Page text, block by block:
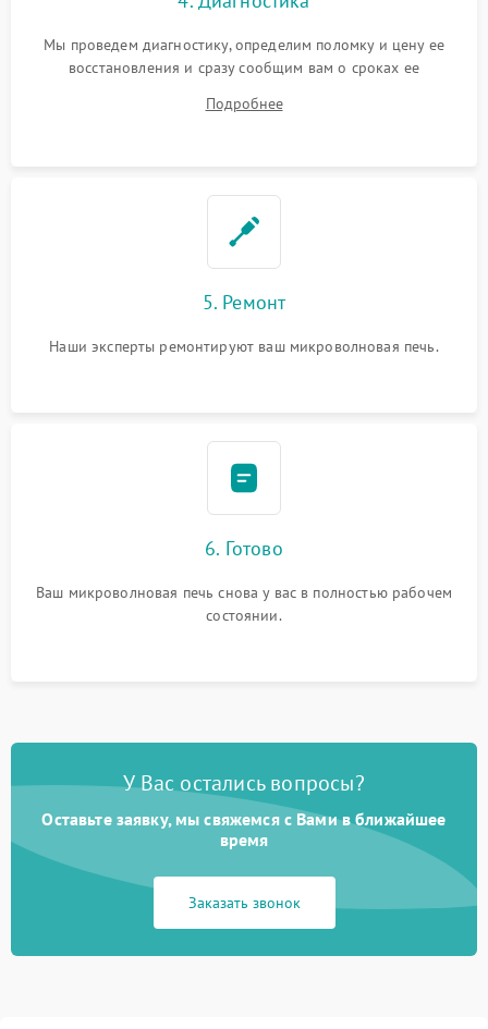
Мы проведем диагностику, определим поломку и цену ее
восстановления и сразу сообщим вам о сроках ее
Подробнее
5. Ремонт
Наши эксперты ремонтируют ваш микроволновая печь.
6. Готово
Ваш микроволновая печь снова у вас в полностью рабочем
состоянии.
У Вас остались вопросы?
Оставьте заявку, мы свяжемся с Вами в ближайшее
время
Заказать звонок